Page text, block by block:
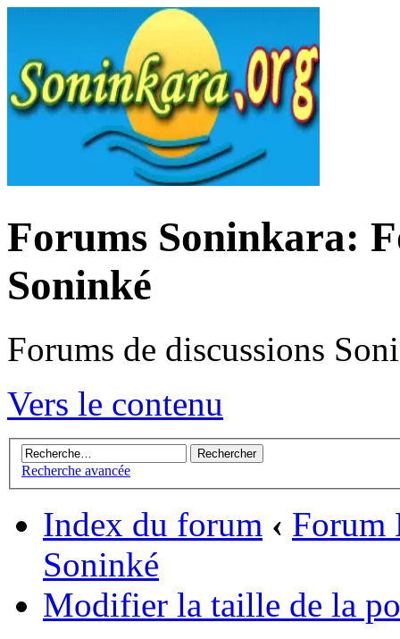
Forums Soninkara:
Soninké
Forums de discussions
Vers le contenu
Recherche avancée
Index du forum ‹ Forum
Soninké
Modifier la taille de la